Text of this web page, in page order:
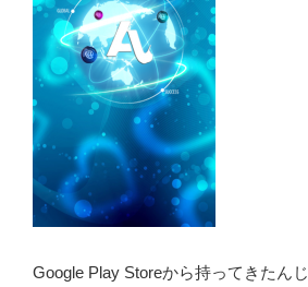
Google Play Storeから持ってきたん